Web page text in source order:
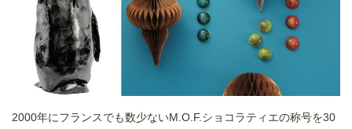
2000年にフランスでも数少ないM.O.F.ショコラティエの称号を30